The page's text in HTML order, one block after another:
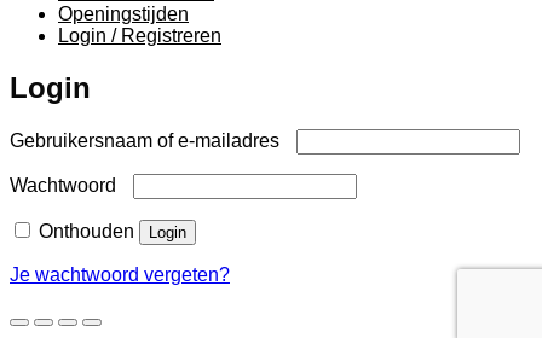
Openingstijden
Login / Registreren
Login
Gebruikersnaam of e-mailadres
Wachtwoord
Onthouden Login
Je wachtwoord vergeten?